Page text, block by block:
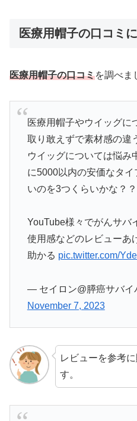
医療用帽子の口コミ
医療用帽子の口コミを調べま
医療用帽子やウイッグに
取り敢えずで素材感の違
ウイッグについては悩み
に5000以内の安価なタ
いのを3つくらいかな？？
YouTube様々でがんサバ
使用感などのレビューあ
助かる pic.twitter.com/
— セイロン@膵癌サバイ
November 7, 2023
レビューを参考
す。